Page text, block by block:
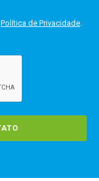
Política de Privacidade